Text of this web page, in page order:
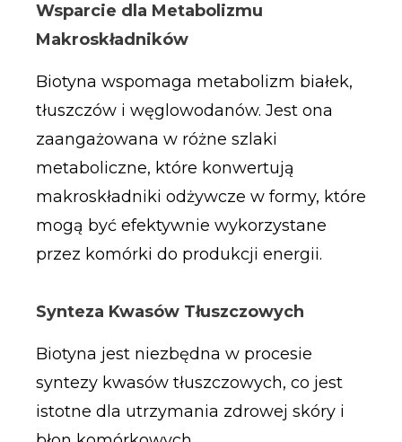
Wsparcie dla Metabolizmu
Makroskładników
Biotyna wspomaga metabolizm białek,
tłuszczów i węglowodanów. Jest ona
zaangażowana w różne szlaki
metaboliczne, które konwertują
makroskładniki odżywcze w formy, które
mogą być efektywnie wykorzystane
przez komórki do produkcji energii.
Synteza Kwasów Tłuszczowych
Biotyna jest niezbędna w procesie
syntezy kwasów tłuszczowych, co jest
istotne dla utrzymania zdrowej skóry i